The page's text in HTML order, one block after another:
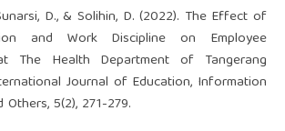
D., & Solihin, D. (2022). The Effect of
and Work Discipline on Employee
The Health Department of Tangerang
Journal of Education, Information
Others, 5(2), 271-279.